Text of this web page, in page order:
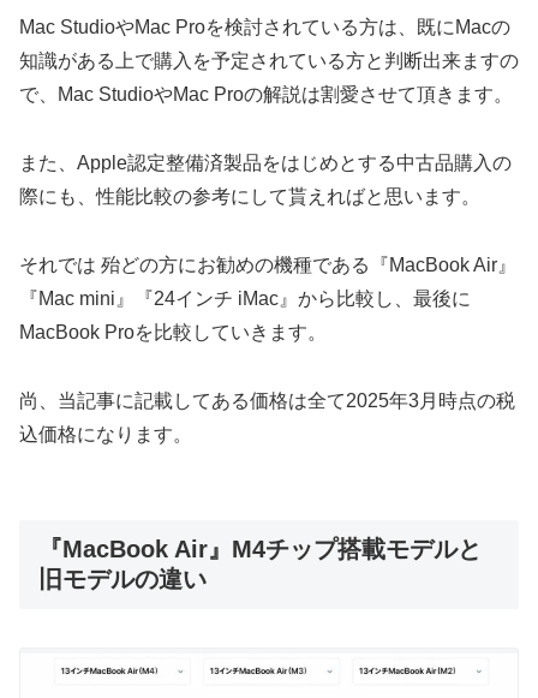
Mac StudioやMac Proを検討されている方は、既にMacの
知識がある上で購入を予定されている方と判断出来ますの
で、Mac StudioやMac Proの解説は割愛させて頂きます。
また、Apple認定整備済製品をはじめとする中古品購入の
際にも、性能比較の参考にして貰えればと思います。
それでは 殆どの方にお勧めの機種である『MacBook Air』
『Mac mini』『24インチ iMac』から比較し、最後に
MacBook Proを比較していきます。
尚、当記事に記載してある価格は全て2025年3月時点の税
込価格になります。
『MacBook Air』M4チップ搭載モデルと
旧モデルの違い